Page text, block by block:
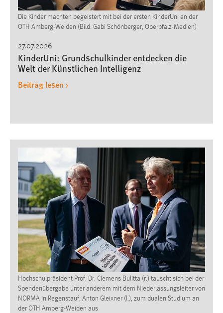
Die Kinder machten begeistert mit bei der ersten KinderUni an der
OTH Amberg-Weiden (Bild: Gabi Schönberger, Oberpfalz-Medien)
27.07.2026
KinderUni: Grundschulkinder entdecken die
Welt der Künstlichen Intelligenz
Beitrag lesen ›
Hochschulpräsident Prof. Dr. Clemens Bulitta (r.) tauscht sich bei der
Spendenübergabe unter anderem mit dem Niederlassungsleiter von
NORMA in Regenstauf, Anton Gleixner (l.), zum dualen Studium an
der OTH Amberg-Weiden aus